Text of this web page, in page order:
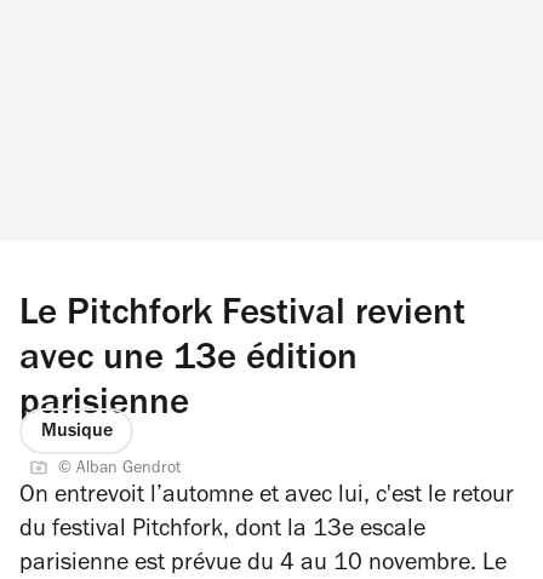
Le Pitchfork Festival revient
avec une 13e édition
parisienne
Musique
© Alban Gendrot
On entrevoit l’automne et avec lui, c'est le retour
du festival Pitchfork, dont la 13e escale
parisienne est prévue du 4 au 10 novembre. Le